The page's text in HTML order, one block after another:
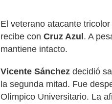
El veterano atacante
recibe con Cruz Azul . A
mantiene intacto.
Vicente Sánchez decidió
la segunda mitad. Fue
Olímpico Universitario. La